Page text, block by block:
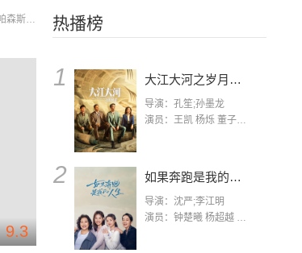
热播榜
1 大江大河之岁月如歌
导演：孔笙;孙墨龙
演员：王凯 杨烁 董子健 杨采钰 张佳宁 练练 林栋甫 房子斌
2 如果奔跑是我的人生
导演：沈严;李江明
演员：钟楚曦 杨超越 许娣 陈小艺 侯雯元 宋洋 王宥钧 李添诺
约翰尼·盖尔克奇 / 吉姆·帕森斯 / 凯莉·库柯
9.3